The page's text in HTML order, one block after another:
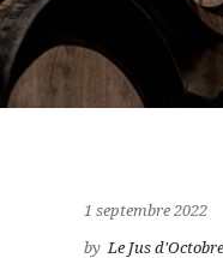
1 septembre 2022
by Le Jus d'Octobre